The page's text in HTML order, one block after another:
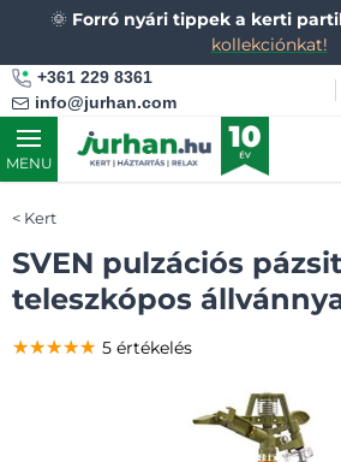
🌞 Forró nyári tippek a kerti
kollekciónkat!
+361 229 8361
info@jurhan.com
MENU
Kert
SVEN pulzációs
teleszkópos
★★★★★
★★★★★
★★★★★ 5 értékelés